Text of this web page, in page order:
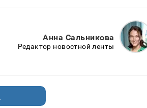
Анна Сальникова
Редактор новостной ленты